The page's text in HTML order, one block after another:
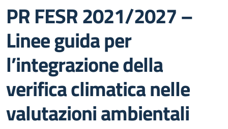
PR FESR 2021/2027 –
Linee guida per
l’integrazione della
verifica climatica nelle
valutazioni ambientali